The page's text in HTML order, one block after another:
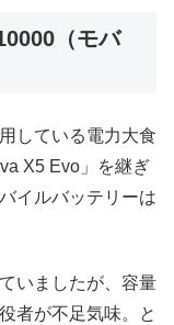
（モバ
している電力大食
X5 Evo」を継ぎ
イルバッテリーは
いましたが、容量
者が不足気味。と